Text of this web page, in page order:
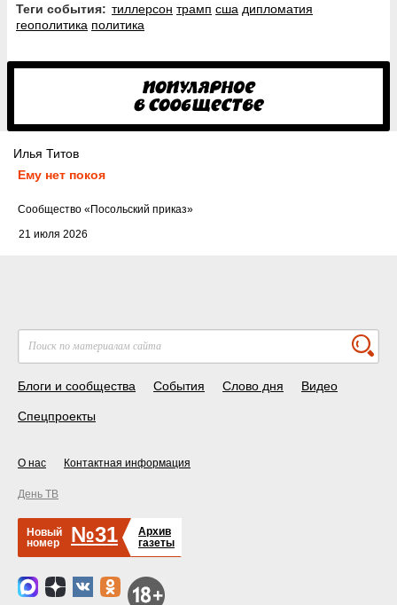
Теги события: тиллерсон трамп сша дипломатия
геополитика политика
Илья Титов
Ему нет покоя
21 июля 2026
Cообщество «Посольский приказ»
Блоги и сообщества События Слово дня Видео
Спецпроекты
О нас Контактная информация
День ТВ
Новый
номер
№31
Архив
газеты